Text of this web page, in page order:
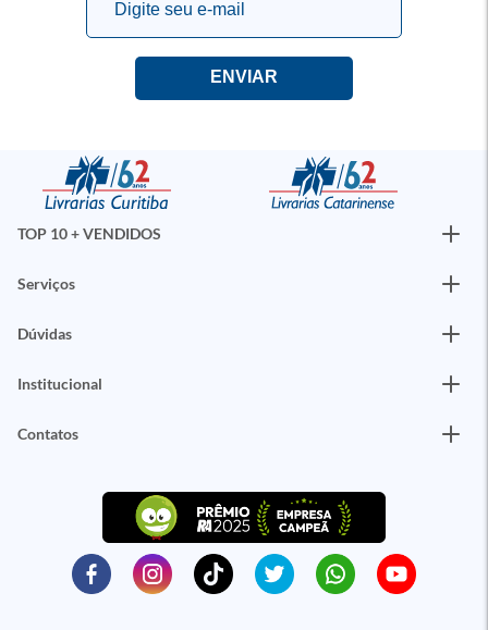
TOP 10 + VENDIDOS
Serviços
Dúvidas
Institucional
Contatos